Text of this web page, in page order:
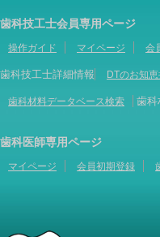
歯科技工士会員専用ページ
操作ガイド マイページ 会
歯科技工士詳細情報 DTのお知
歯科材料データベース検索 歯科
歯科医師専用ページ
マイページ 会員初期登録